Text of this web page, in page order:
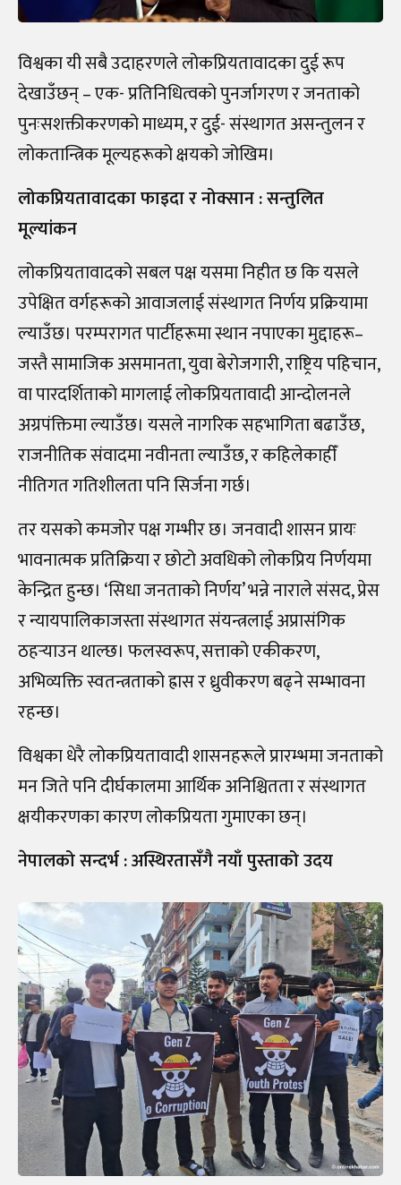
विश्वका यी सबै उदाहरणले लोकप्रियतावादका दुई रूप
देखाउँछन् – एक- प्रतिनिधित्वको पुनर्जागरण र जनताको
पुनःसशक्तीकरणको माध्यम, र दुई- संस्थागत असन्तुलन र
लोकतान्त्रिक मूल्यहरूको क्षयको जोखिम।
लोकप्रियतावादका फाइदा र नोक्सान : सन्तुलित
मूल्यांकन
लोकप्रियतावादको सबल पक्ष यसमा निहीत छ कि यसले
उपेक्षित वर्गहरूको आवाजलाई संस्थागत निर्णय प्रक्रियामा
ल्याउँछ। परम्परागत पार्टीहरूमा स्थान नपाएका मुद्दाहरू–
जस्तै सामाजिक असमानता, युवा बेरोजगारी, राष्ट्रिय पहिचान,
वा पारदर्शिताको मागलाई लोकप्रियतावादी आन्दोलनले
अग्रपंक्तिमा ल्याउँछ। यसले नागरिक सहभागिता बढाउँछ,
राजनीतिक संवादमा नवीनता ल्याउँछ, र कहिलेकाहीँ
नीतिगत गतिशीलता पनि सिर्जना गर्छ।
तर यसको कमजोर पक्ष गम्भीर छ। जनवादी शासन प्रायः
भावनात्मक प्रतिक्रिया र छोटो अवधिको लोकप्रिय निर्णयमा
केन्द्रित हुन्छ। ‘सिधा जनताको निर्णय’ भन्ने नाराले संसद, प्रेस
र न्यायपालिकाजस्ता संस्थागत संयन्त्रलाई अप्रासंगिक
ठहर्‍याउन थाल्छ। फलस्वरूप, सत्ताको एकीकरण,
अभिव्यक्ति स्वतन्त्रताको ह्रास र ध्रुवीकरण बढ्ने सम्भावना
रहन्छ।
विश्वका धेरै लोकप्रियतावादी शासनहरूले प्रारम्भमा जनताको
मन जिते पनि दीर्घकालमा आर्थिक अनिश्चितता र संस्थागत
क्षयीकरणका कारण लोकप्रियता गुमाएका छन्।
नेपालको सन्दर्भ : अस्थिरतासँगै नयाँ पुस्ताको उदय